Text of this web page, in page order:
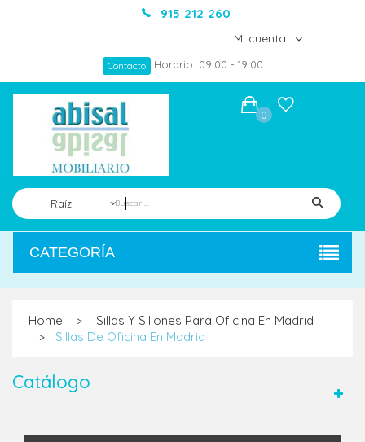
915 212 260
Mi cuenta
Contacto Horario: 09:00 - 19:00
Raíz
0
CATEGORÍA
Home > Sillas Y Sillones Para Oficina En Madrid
> Sillas De Oficina En Madrid
Catálogo